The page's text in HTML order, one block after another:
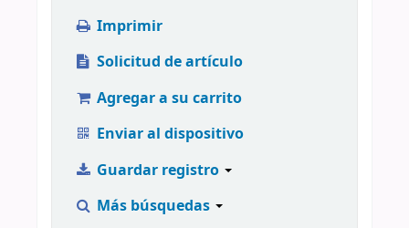
Imprimir
Solicitud de artículo
Agregar a su carrito
Enviar al dispositivo
Guardar registro
Más búsquedas